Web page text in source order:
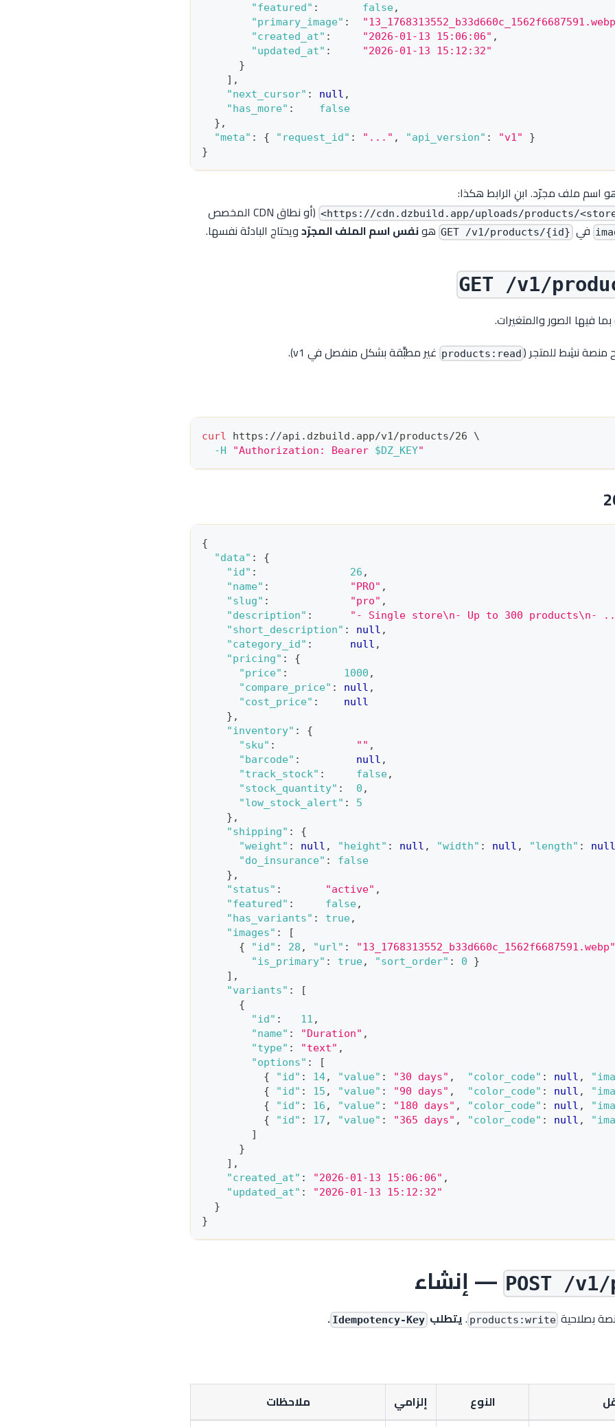
"featured" : false,
"primary_image" :
"created_at" : "2026-01-13 15:06:06" ,
"updated_at" :
"2026-01-13 15:12:32"
}
] ,
"next_cursor" : null ,
"has_more" :
false
} ,
"meta" : { "request_id" : "..." , "api_version" : "v1"
}
}
اسم ملف مجرّد. ابنِ الرابط هكذا:
https://cdn.dzbuild.app/uploads/products/
(أو نطاق CDN المخصص
في GET /v1/products/{id}هونفس اسم الملف المجرّدويحتاج البادئة نفسها.
GET /v1/
فيها الصور والمتغيرات.
منصة نشِط للمتجر ( products:read غير مطبَّقة بشكل منفصل في v1).
curl https://api.dzbuild.app/v1/products/26 \
-H
"Authorization: Bearer $DZ_KEY"
{
"data" :
{
"id" : 26 ,
"name" : "PRO" ,
"slug" : "pro" ,
"description" : "- Single store\n- Up to 300 products\n-
"short_description" : null ,
"category_id" : null ,
"pricing" :
{
"price" : 1000 ,
"compare_price" : null ,
"cost_price" :
null
} ,
"inventory" :
{
"sku" : "" ,
"barcode" : null ,
"track_stock" : false,
"stock_quantity" : 0 ,
"low_stock_alert" :
5
} ,
"shipping" :
{
"weight" : null , "height" : null , "width" : null , "length" : null
"do_insurance" :
false
} ,
"status" : "active" ,
"featured" : false,
"has_variants" : true,
"images" :
[
{
"id" : 28 , "url" : "13_1768313552_b33d660c_1562f6687591.webp"
"is_primary" : true, "sort_order" : 0
}
] ,
"variants" :
[
{
"id" : 11 ,
"name" : "Duration" ,
"type" : "text" ,
"options" :
[
{
"id" : 14, "value" : "30 days" , "color_code" : null ,
{
"id" : 15 , "value" : "90 days" , "color_code" : null ,
{
"id" : 16 , "value" : "180 days" , "color_code" : null ,
{
"id" : 17 , "value" : "365 days" , "color_code" : null ,
]
}
] ,
"created_at" : "2026-01-13 15:06:06" ,
"updated_at" :
"2026-01-13 15:12:32"
}
}
POST / — إنشاء
بصلاحية products:write
.يتطلب Idempotency-Key
.
النوع إلزامي ملاحظات